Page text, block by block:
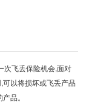
次飞丢保险机会,面对
以将损坏或飞丢产品
品。